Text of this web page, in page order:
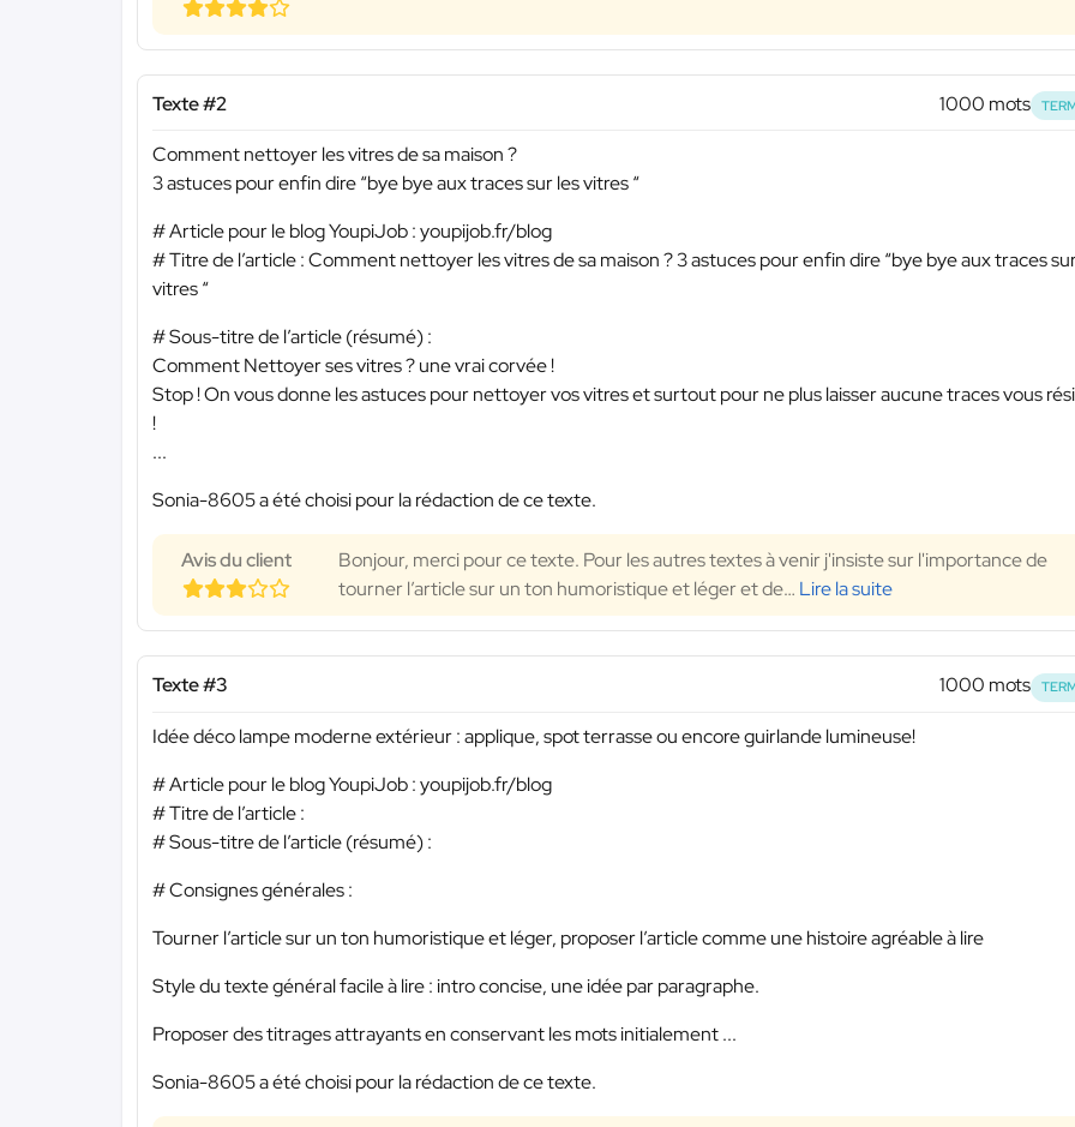
Texte #2 1000 mots
Comment nettoyer les vitres de sa maison ?
3 astuces pour enfin dire “bye bye aux traces sur les vitres “
# Article pour le blog YoupiJob : youpijob.fr/blog
# Titre de l’article : Comment nettoyer les vitres de sa maison ? 3 astuces pour enfin dire “bye bye aux traces
vitres “
# Sous-titre de l’article (résumé) :
Comment Nettoyer ses vitres ? une vrai corvée !
Stop ! On vous donne les astuces pour nettoyer vos vitres et surtout pour ne plus laisser aucune traces vous
!
...
Sonia-8605 a été choisi pour la rédaction de ce texte.
Avis du client
Bonjour, merci pour ce texte. Pour les autres textes à venir j'insiste sur l'importance de
tourner l’article sur un ton humoristique et léger et de… Lire la suite
Texte #3 1000 mots
Idée déco lampe moderne extérieur : applique, spot terrasse ou encore guirlande lumineuse!
# Article pour le blog YoupiJob : youpijob.fr/blog
# Titre de l’article :
# Sous-titre de l’article (résumé) :
# Consignes générales :
Tourner l’article sur un ton humoristique et léger, proposer l’article comme une histoire agréable à lire
Style du texte général facile à lire : intro concise, une idée par paragraphe.
Proposer des titrages attrayants en conservant les mots initialement ...
Sonia-8605 a été choisi pour la rédaction de ce texte.